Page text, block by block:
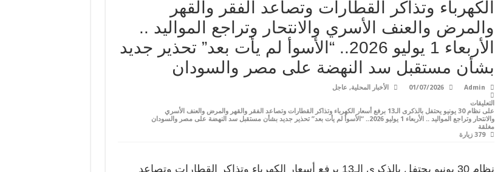
الكهرباء وتذاكر القطارات وتصاعد الفقر والقهر
والمرض والعنف الأسري والانتحار وتراجع المواليد ..
الأربعاء 1 يوليو 2026.. “الأسوأ لم يأت بعد” تحذير جديد
بشأن مستقبل سد النهضة على مصر والسودان
Admin
01/07/2026 الأخبار المحلية, عاجل
التعليقات
على نظام 30 يونيو يحتفل بالذكرى الـ13 برفع أسعار الكهرباء وتذاكر القطارات وتصاعد الفقر والقهر والمرض والعنف الأسري
والانتحار وتراجع المواليد .. الأربعاء 1 يوليو 2026.. “الأسوأ لم يأت بعد” تحذير جديد بشأن مستقبل سد النهضة على مصر والسودان
مغلقة
379 زيارة
نظام 30 يونيو يحتفل بالذكرى الـ13 برفع أسعار الكهرباء وتذاكر القطارات وتصاعد